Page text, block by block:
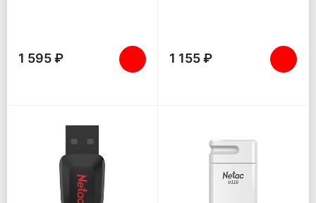
1 595 ₽ 1 155 ₽